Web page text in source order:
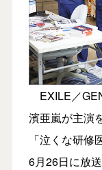
EXILE／
濱亜嵐が主演
「泣くな研
6月26日に放